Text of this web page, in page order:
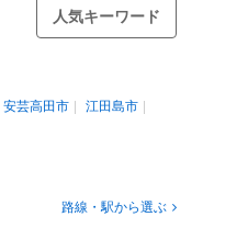
人気キーワード
安芸高田市
江田島市
路線・駅から選ぶ